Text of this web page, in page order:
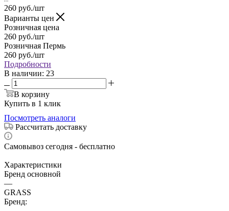
260 руб./шт
Варианты цен
Розничная цена
260 руб./шт
Розничная Пермь
260 руб./шт
Подробности
В наличии: 23
В корзину
Купить в 1 клик
Посмотреть аналоги
Рассчитать доставку
Самовывоз сегодня - бесплатно
Характеристики
Бренд основной
—
GRASS
Бренд: